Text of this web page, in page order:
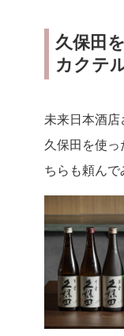
久保田
カクテ
未来日本酒店
久保田を使っ
ちらも頼んで